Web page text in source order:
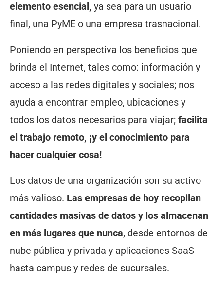
elemento esencial, ya sea para un usuario
final, una PyME o una empresa trasnacional.
Poniendo en perspectiva los beneficios que
brinda el Internet, tales como: información y
acceso a las redes digitales y sociales; nos
ayuda a encontrar empleo, ubicaciones y
todos los datos necesarios para viajar; facilita
el trabajo remoto, ¡y el conocimiento para
hacer cualquier cosa!
Los datos de una organización son su activo
más valioso. Las empresas de hoy recopilan
cantidades masivas de datos y los almacenan
en más lugares que nunca, desde entornos de
nube pública y privada y aplicaciones SaaS
hasta campus y redes de sucursales.